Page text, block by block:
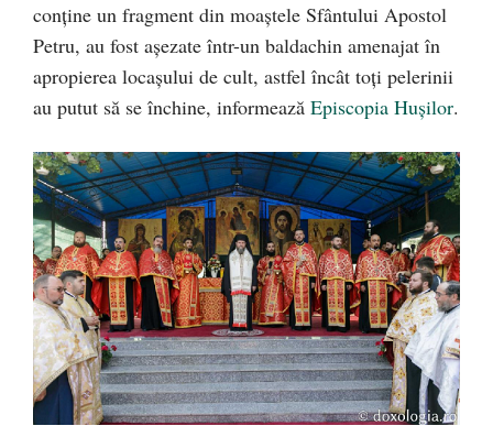
conține un fragment din moaștele Sfântului Apostol
Petru, au fost așezate într-un baldachin amenajat în
apropierea locașului de cult, astfel încât toți pelerinii
au putut să se închine, informează Episcopia Hușilor.